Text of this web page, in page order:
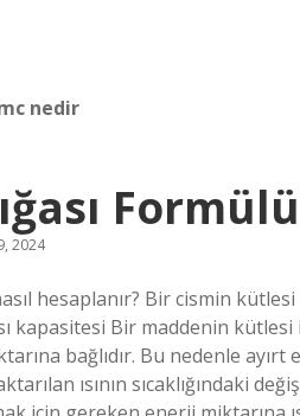
nedir
2024
hesaplanır? Bir cismin
kapasitesi Bir maddenin kütlesi
bağlıdır. Bu nedenle ayırt
ısının sıcaklığındaki